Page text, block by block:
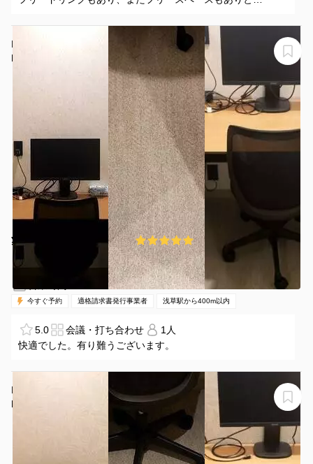
強いて言えば、退出時の解錠が、これで良いのか？
ただの外出扱いになっていないか？とわかりずらいので、も
う少しわかりやすい、アプリ内操作に変えてほしいです。
H1T浅草 ROOM W 11
¥1742 〜 ¥2081 /時間 5.0
(1件)
浅草駅 徒歩1分 東京都台東区雷門2-20-3 1名
30分〜
07:30-20:00（全日）
今すぐ予約 適格請求書発行事業者 浅草駅から400m以内
5.0 会議・打ち合わせ
1人
快適でした。有り難うございます。
H1T浅草 ROOM W 18